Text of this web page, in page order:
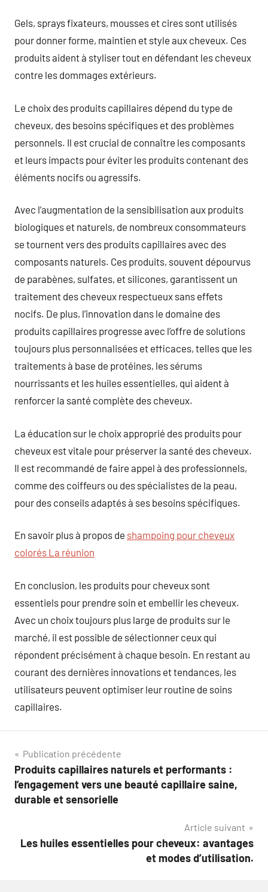
Gels, sprays fixateurs, mousses et cires sont utilisés
pour donner forme, maintien et style aux cheveux. Ces
produits aident à styliser tout en défendant les cheveux
contre les dommages extérieurs.
Le choix des produits capillaires dépend du type de
cheveux, des besoins spécifiques et des problèmes
personnels. Il est crucial de connaître les composants
et leurs impacts pour éviter les produits contenant des
éléments nocifs ou agressifs.
Avec l’augmentation de la sensibilisation aux produits
biologiques et naturels, de nombreux consommateurs
se tournent vers des produits capillaires avec des
composants naturels. Ces produits, souvent dépourvus
de parabènes, sulfates, et silicones, garantissent un
traitement des cheveux respectueux sans effets
nocifs. De plus, l’innovation dans le domaine des
produits capillaires progresse avec l’offre de solutions
toujours plus personnalisées et efficaces, telles que les
traitements à base de protéines, les sérums
nourrissants et les huiles essentielles, qui aident à
renforcer la santé complète des cheveux.
La éducation sur le choix approprié des produits pour
cheveux est vitale pour préserver la santé des cheveux.
Il est recommandé de faire appel à des professionnels,
comme des coiffeurs ou des spécialistes de la peau,
pour des conseils adaptés à ses besoins spécifiques.
En savoir plus à propos de shampoing pour cheveux
colorés La réunion
En conclusion, les produits pour cheveux sont
essentiels pour prendre soin et embellir les cheveux.
Avec un choix toujours plus large de produits sur le
marché, il est possible de sélectionner ceux qui
répondent précisément à chaque besoin. En restant au
courant des dernières innovations et tendances, les
utilisateurs peuvent optimiser leur routine de soins
capillaires.
Navigation
de
l’article
Publication précédente
Produits capillaires naturels et performants :
l’engagement vers une beauté capillaire saine,
durable et sensorielle
Article suivant
Les huiles essentielles pour cheveux: avantages
et modes d’utilisation.